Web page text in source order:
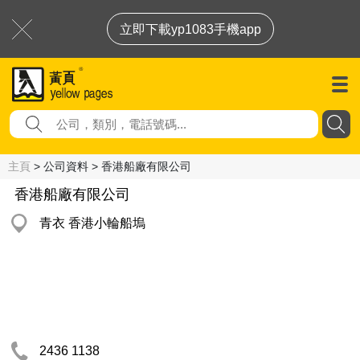
立即下載yp1083手機app
主頁 > 公司資料 > 香港船廠有限公司
香港船廠有限公司
青衣 香港小輪船塢
2436 1138